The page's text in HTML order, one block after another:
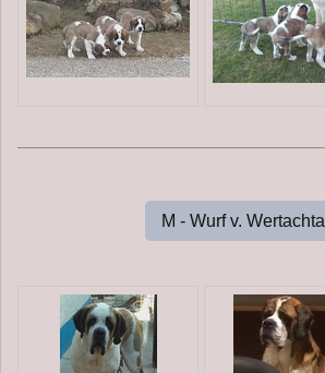
M - Wurf v. Wertachtal